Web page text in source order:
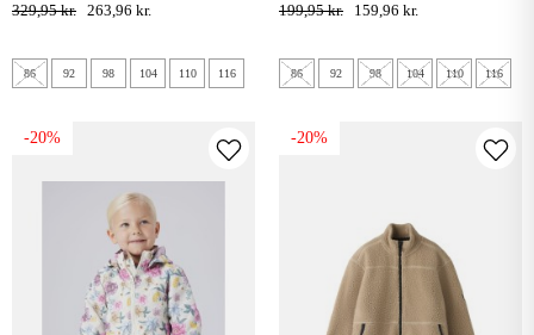
grape shake / floral
329,95 kr. 263,96 kr.
86 92 98 104 110 116
199,95 kr.
159,96 kr.
86 92 98 104 110 116
-20% -20%